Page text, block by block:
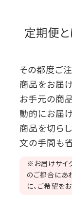
定期便と
その都度ご
商品をお届
お手元の商
動的にお届け
商品を切ら
文の手間も省
※お届けサイク
のご都合にあ
に、ご希望を